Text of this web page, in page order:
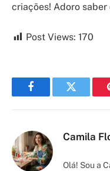
criações! Adoro saber
Post Views: 170
FacebookTwitter
Camila
Olá! Sou a